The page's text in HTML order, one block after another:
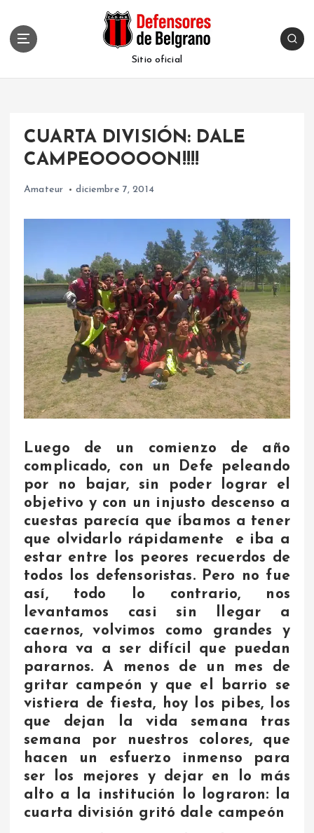
Sitio oficial
CUARTA DIVISIÓN: DALE
CAMPEOOOOON!!!!
Amateur diciembre 7, 2014
Luego de un comienzo de año
complicado, con un Defe peleando
por no bajar, sin poder lograr el
objetivo y con un injusto descenso a
cuestas parecía que íbamos a tener
que olvidarlo rápidamente e iba a
estar entre los peores recuerdos de
todos los defensoristas. Pero no fue
así, todo lo contrario, nos
levantamos casi sin llegar a
caernos, volvimos como grandes y
ahora va a ser difícil que puedan
pararnos. A menos de un mes de
gritar campeón y que el barrio se
vistiera de fiesta, hoy los pibes, los
que dejan la vida semana tras
semana por nuestros colores, que
hacen un esfuerzo inmenso para
ser los mejores y dejar en lo más
alto a la institución lo lograron: la
cuarta división gritó dale campeón